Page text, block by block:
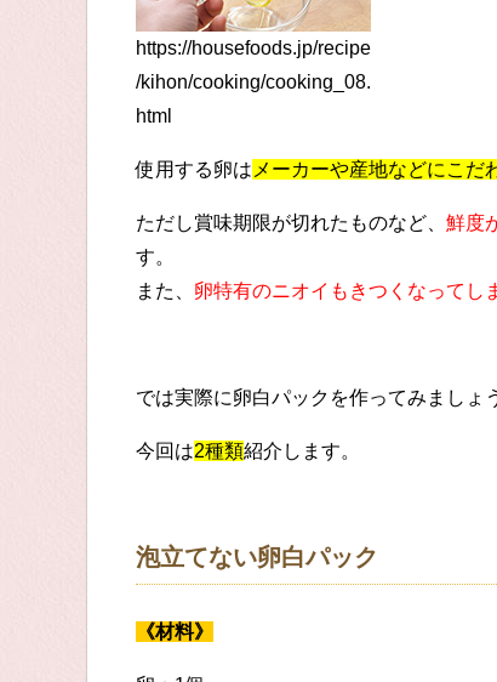
https://housefoods.jp/recipe
/kihon/cooking/cooking_08.
html
使用する卵は メーカーや産地などにこだ
ただし賞味期限が切れたものなど、 鮮度
す。
また、 卵特有のニオイもきつくなってし
では実際に卵白パックを作ってみましょ
今回は2種類紹介します。
泡立てない卵白パック
《材料》